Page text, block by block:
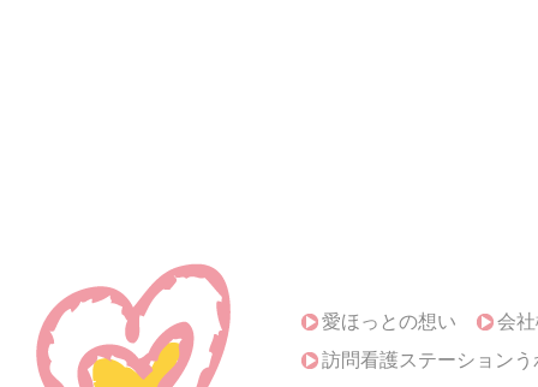
愛ほっとの想い
会
訪問看護ステーションう